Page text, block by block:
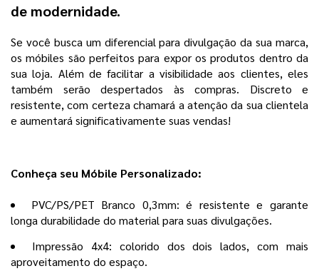
de modernidade.
Se você busca um diferencial para divulgação da sua marca,
os móbiles são perfeitos para expor os produtos dentro da
sua loja. Além de facilitar a visibilidade aos clientes, eles
também serão despertados às compras. Discreto e
resistente, com certeza chamará a atenção da sua clientela
e aumentará significativamente suas vendas!
Conheça seu Móbile Personalizado:
PVC/PS/PET Branco 0,3mm: é resistente e garante
longa durabilidade do material para suas divulgações.
Impressão 4x4: colorido dos dois lados, com mais
aproveitamento do espaço.